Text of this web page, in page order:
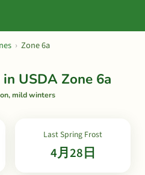
› Zone 6a
USDA Zone 6a
mild winters
Last Spring Frost
4月28日